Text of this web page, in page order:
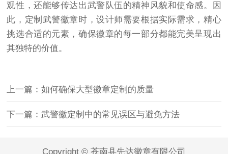
观性，还能够传达出武警队伍的精神风貌和使命感。因
此，定制武警徽章时，设计师需要根据实际需求，精心
挑选合适的元素，确保徽章的每一部分都能完美呈现出
其独特的价值。
上一篇：如何确保大型徽章定制的质量
下一篇：武警徽定制中的常见误区与避免方法
Copyright © 苍南县先达徽章有限公司